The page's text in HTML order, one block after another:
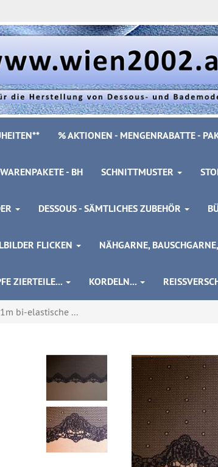
% AKTIONEN - MENGENRABATTE -
- BH SCHNITTMUSTER
DESSOUS - SÄMTLICHES ZUBEHÖR
FLICKEN NÄHGARNE,
ZIERTEILE... KORDELN...
1m bi-elastische ...